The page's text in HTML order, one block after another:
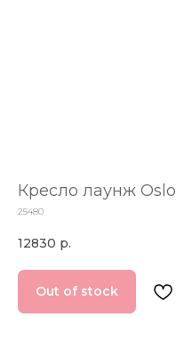
Кресло лаунж Oslo
25480
12830 р.
Out of stock